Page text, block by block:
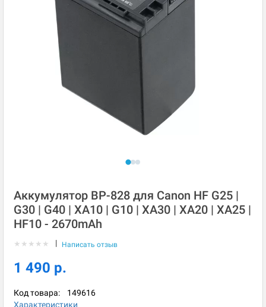
Аккумулятор BP-828 для Canon HF G25 |
G30 | G40 | XA10 | G10 | XA30 | XA20 | XA25 |
HF10 - 2670mAh
★ ★ ★ ★ ★ | Написать отзыв
1 490 р.
Код товара: 149616
Характеристики